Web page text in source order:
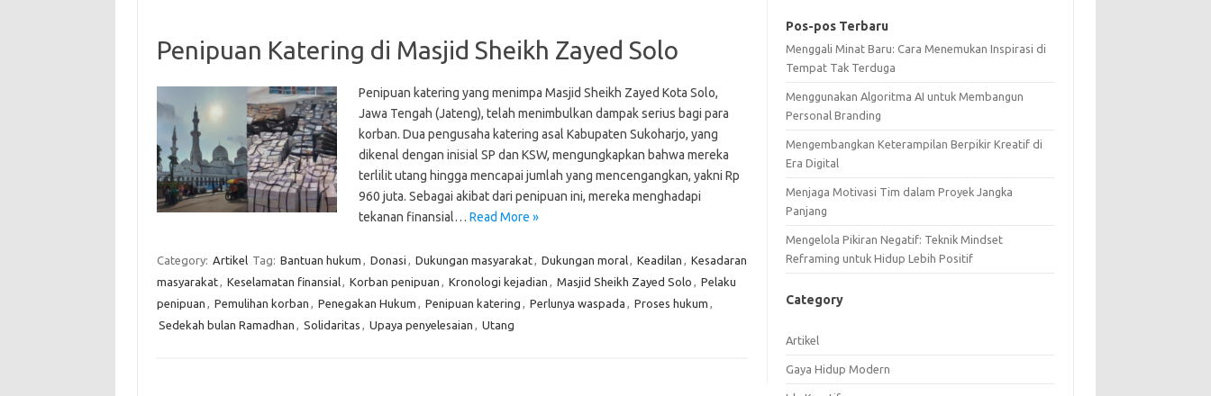
Penipuan Katering di Masjid Sheikh Zayed Solo
Penipuan katering yang menimpa Masjid Sheikh Zayed Kota Solo,
Jawa Tengah (Jateng), telah menimbulkan dampak serius bagi para
korban. Dua pengusaha katering asal Kabupaten Sukoharjo, yang
dikenal dengan inisial SP dan KSW, mengungkapkan bahwa mereka
terlilit utang hingga mencapai jumlah yang mencengangkan, yakni Rp
960 juta. Sebagai akibat dari penipuan ini, mereka menghadapi
tekanan finansial… Read More »
Category: Artikel Tag: Bantuan hukum Donasi Dukungan masyarakat Dukungan moral Keadilan
Kesadaran
masyarakat
Keselamatan finansial Korban penipuan Kronologi kejadian Masjid Sheikh Zayed Solo
Pelaku
penipuan
Pemulihan korban Penegakan Hukum Penipuan katering Perlunya waspada Proses hukum
Sedekah bulan Ramadhan
Solidaritas Upaya penyelesaian Utang
Pos-pos Terbaru
Menggali Minat Baru: Cara Menemukan Inspirasi di
Tempat Tak Terduga
Menggunakan Algoritma AI untuk Membangun
Personal Branding
Mengembangkan Keterampilan Berpikir Kreatif di
Era Digital
Menjaga Motivasi Tim dalam Proyek Jangka
Panjang
Mengelola Pikiran Negatif: Teknik Mindset
Reframing untuk Hidup Lebih Positif
Category
Artikel
Gaya Hidup Modern